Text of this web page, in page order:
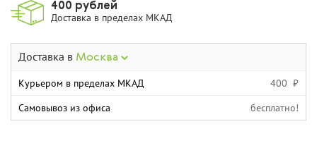
400 рублей
Доставка в пределах МКАД
Доставка в Москва
Курьером в пределах МКАД
400 ₽
Самовывоз из офиса
бесплатно!